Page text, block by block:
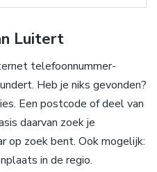
Luitert
telefoonnummer-
Heb je niks gevonden?
Een postcode of deel van
daarvan zoek je
op zoek bent. Ook mogelijk:
in de regio.